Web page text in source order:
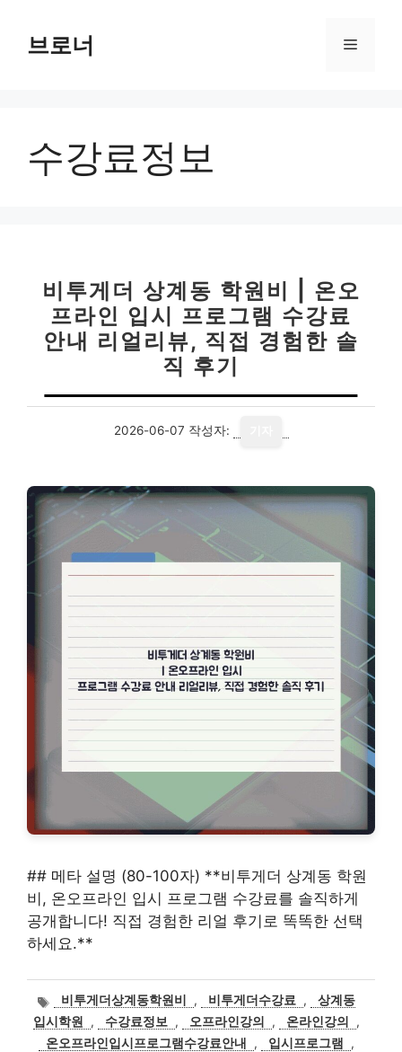
브로너 메
수강료정보
비투게더 상계동 학원비 | 온오
프라인 입시 프로그램 수강료
안내 리얼리뷰, 직접 경험한 솔
직 후기
2026-06-07 작성자:
## 메타 설명 (80-100자) **비투게더 상계동 학원
비, 온오프라인 입시 프로그램 수강료를 솔직하게
공개합니다! 직접 경험한 리얼 후기로 똑똑한 선택
하세요.**
태
그
비투게더상계동학원비 , 비투게더수강료 ,
상계동
입시학원
, 수강료정보 , 오프라인강의 , 온라인강의
,
온오프라인입시프로그램수강료안내
, 입시프로그램
,